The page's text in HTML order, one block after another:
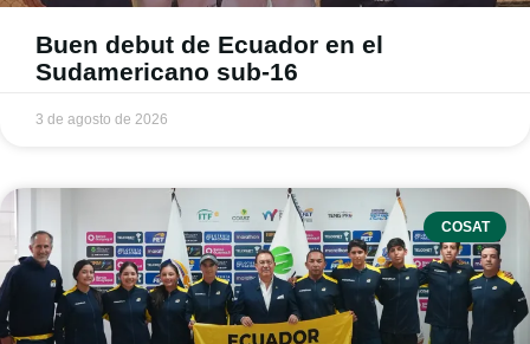
Buen debut de Ecuador en el
Sudamericano sub-16
3 de agosto de 2026
COSAT